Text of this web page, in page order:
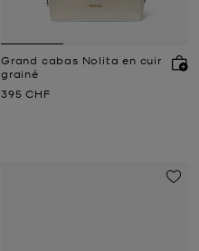
Grand cabas Nolita en cuir
grainé
Prix actuel
395 CHF